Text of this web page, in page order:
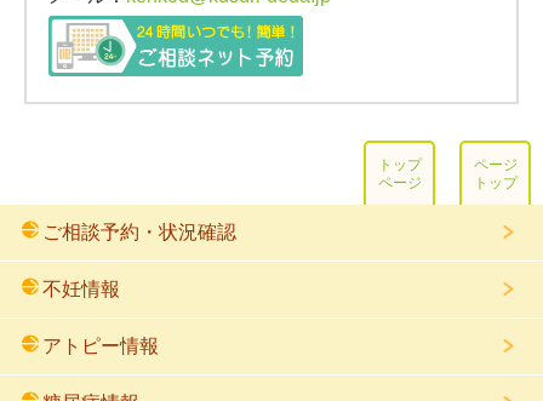
ページ
トップ
トップ
ページ
ご相談予約・状況確認
不妊情報
アトピー情報